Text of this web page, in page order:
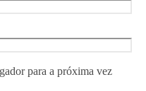
para a próxima vez